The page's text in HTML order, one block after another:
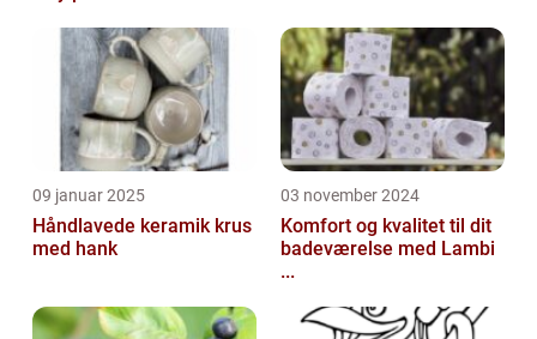
09 januar 2025
Håndlavede keramik krus
med hank
03 november 2024
Komfort og kvalitet til dit
badeværelse med Lambi
...